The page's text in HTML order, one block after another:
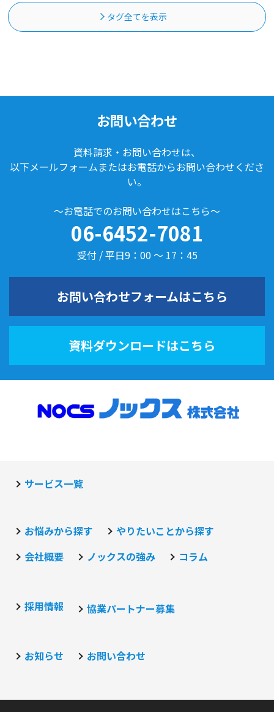
タグ全てを表示
お問い合わせ
資料請求・お問い合わせは、
以下メールフォームまたはお電話からお問い合わせくださ
い。
～お電話でのお問い合わせはこちら～
06-6452-7081
受付 / 平日9：00 ～ 17：45
お問い合わせフォームはこちら
資料ダウンロードはこちら
サービス一覧
お悩みから探す
やりたいことから探す
会社概要
ノックスの強み コラム
採用情報 協業パートナー募集
お知らせ お問い合わせ